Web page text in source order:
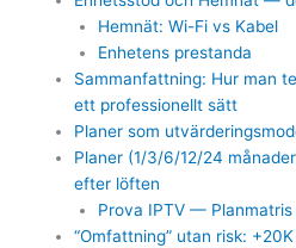
Hemnät: Wi-Fi vs Kabel
Enhetens prestanda
Sammanfattning: Hur man
ett professionellt sätt
Planer som
Planer (1/3/6/12/24
efter löften
Prova IPTV —
“Omfattning” utan risk: